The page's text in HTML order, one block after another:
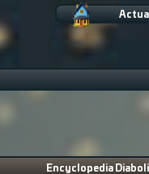
Encyclopedia